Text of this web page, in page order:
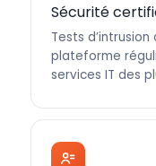
Sécurité
Tests
plateforme
services IT des